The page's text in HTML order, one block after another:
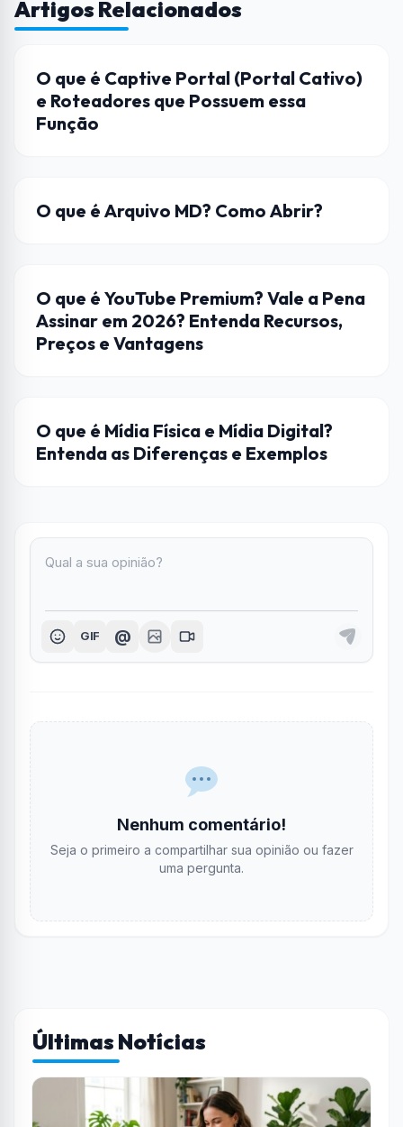
Artigos Relacionados
REDES
O que é Captive Portal (Portal Cativo)
e Roteadores que Possuem essa
Função
ARQUIVOS
O que é Arquivo MD? Como Abrir?
STREAMING
O que é YouTube Premium? Vale a Pena
Assinar em 2026? Entenda Recursos,
Preços e Vantagens
ENTRETENIMENTO
O que é Mídia Física e Mídia Digital?
Entenda as Diferenças e Exemplos
GIF @
Nenhum comentário!
Seja o primeiro a compartilhar sua opinião ou fazer
uma pergunta.
Últimas Notícias